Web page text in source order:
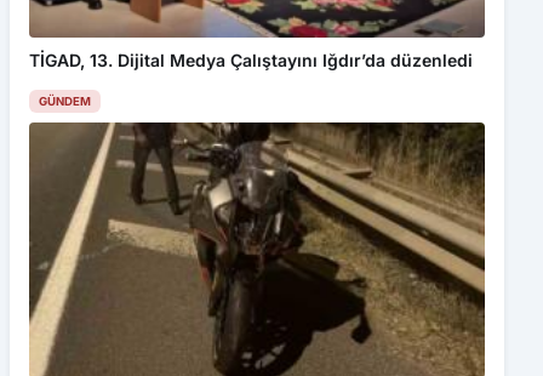
TİGAD, 13. Dijital Medya Çalıştayını Iğdır’da düzenledi
GÜNDEM